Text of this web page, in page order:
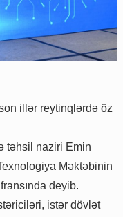
illər reytinqlərdə öz
təhsil naziri Emin
Məktəbinin
deyib.
istər dövlət